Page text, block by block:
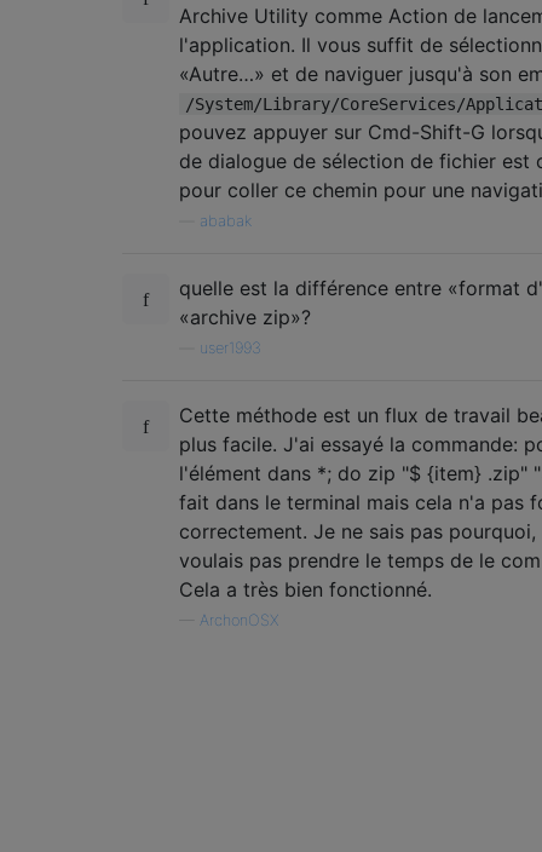
Archive Utility comme Action de
l'application. Il vous suffit de
«Autre…» et de naviguer jusqu'à son
/System/Library/CoreServices/
pouvez appuyer sur Cmd-Shift-G
de dialogue de sélection de fichier est
pour coller ce chemin pour une
ababak
quelle est la différence entre «format
«archive zip»?
user1993
Cette méthode est un flux de travail
plus facile. J'ai essayé la commande:
l'élément dans *; do zip "$ {item} .zip"
fait dans le terminal mais cela n'a pas
correctement. Je ne sais pas pourquoi,
voulais pas prendre le temps de le
Cela a très bien fonctionné.
ArchonOSX